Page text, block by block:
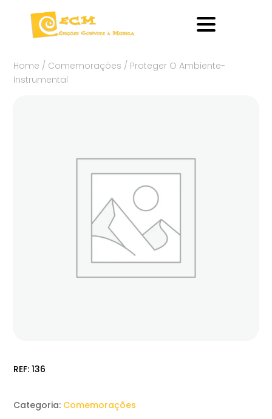
Home / Comemorações / Proteger O Ambiente-
Instrumental
REF:136
Categoria: Comemorações